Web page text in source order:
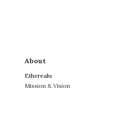
About
Etherealu
Mission & Vision